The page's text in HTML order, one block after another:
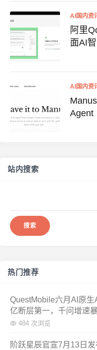
AI国内资
阿里
面AI
AI国内资
Agent
站内搜索
热门推荐
QuestMobile六月AI原
亿断层第一，千问增速
484 次浏览
阶跃星辰官宣7月13日